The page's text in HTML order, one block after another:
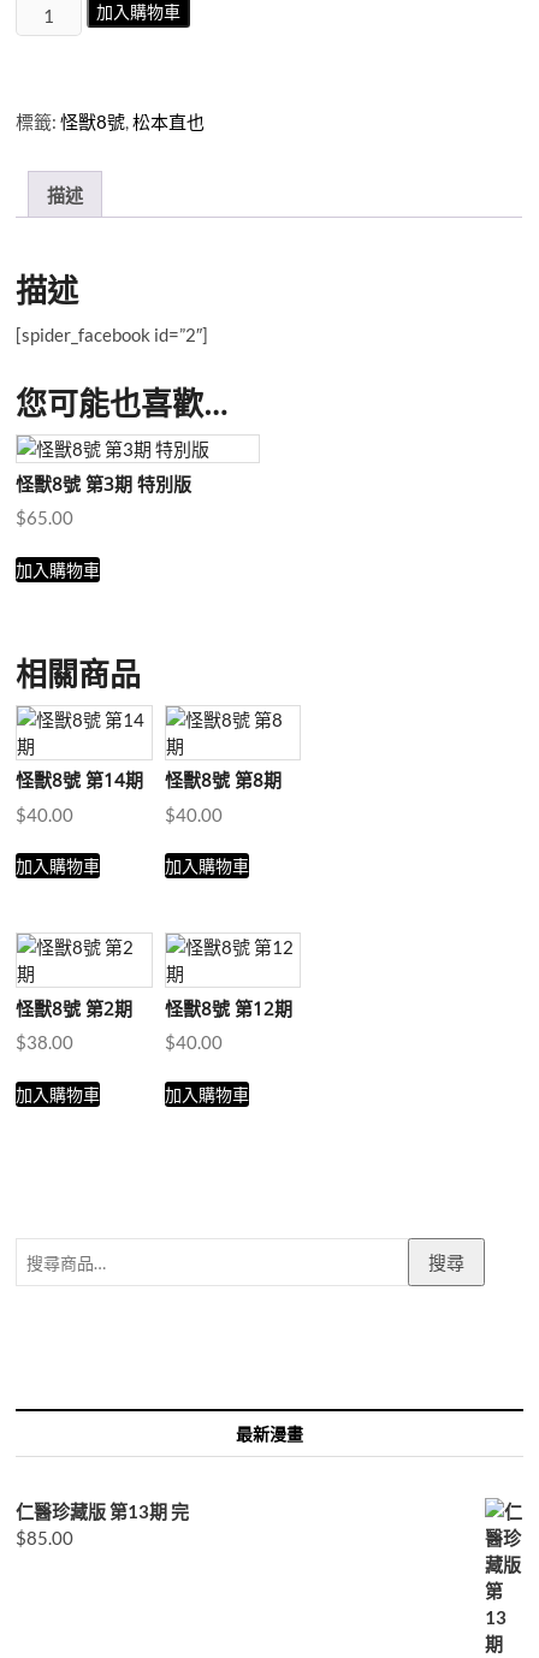
獸
第
期
別
數
量
加入購物車
標籤:怪獸8號,松本直也
描述
描述
[spider_facebook id=”2″]
您可能也喜歡…
怪獸8號 第3期 特別版
$65.00
加入購物車
相關商品
怪獸8號 第14期
$40.00
加入購物車
怪獸8號 第8期
$40.00
加入購物車
怪獸8號 第2期
$38.00
加入購物車
怪獸8號 第12期
$40.00
加入購物車
搜尋
最新漫畫
仁醫珍藏版 第13期 完
$85.00